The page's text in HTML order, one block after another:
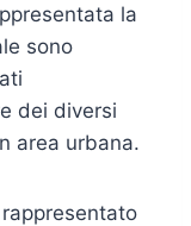
la
sono
dei diversi
area urbana.